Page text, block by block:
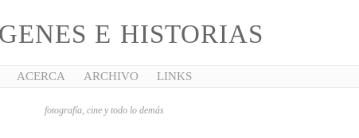
E HISTORIAS
ACERCA ARCHIVO LINKS
fotografía, cine y todo lo demás